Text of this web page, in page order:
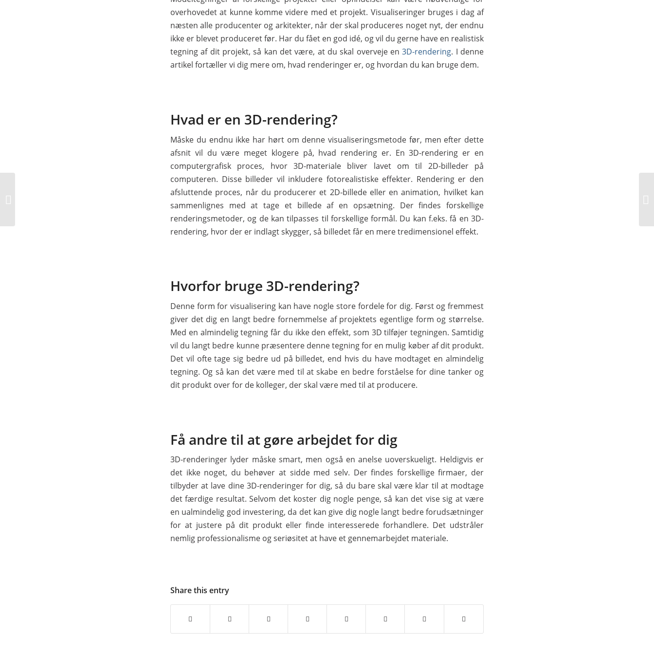
overhovedet at kunne komme videre med et projekt. Visualiseringer bruges i dag af
næsten alle producenter og arkitekter, når der skal produceres noget nyt, der endnu
ikke er blevet produceret før. Har du fået en god idé, og vil du gerne have en realistisk
tegning af dit projekt, så kan det være, at du skal overveje en3D-rendering. I denne
artikel fortæller vi dig mere om, hvad renderinger er, og hvordan du kan bruge dem.
Hvad er en 3D-rendering?
Måske du endnu ikke har hørt om denne visualiseringsmetode før, men efter dette
afsnit vil du være meget klogere på, hvad rendering er. En 3D-rendering er en
computergrafisk proces, hvor 3D-materiale bliver lavet om til 2D-billeder på
computeren. Disse billeder vil inkludere fotorealistiske effekter. Rendering er den
afsluttende proces, når du producerer et 2D-billede eller en animation, hvilket kan
sammenlignes med at tage et billede af en opsætning. Der findes forskellige
renderingsmetoder, og de kan tilpasses til forskellige formål. Du kan f.eks. få en 3D-
rendering, hvor der er indlagt skygger, så billedet får en mere tredimensionel effekt.
Hvorfor bruge 3D-rendering?
Denne form for visualisering kan have nogle store fordele for dig. Først og fremmest
giver det dig en langt bedre fornemmelse af projektets egentlige form og størrelse.
Med en almindelig tegning får du ikke den effekt, som 3D tilføjer tegningen. Samtidig
vil du langt bedre kunne præsentere denne tegning for en mulig køber af dit produkt.
Det vil ofte tage sig bedre ud på billedet, end hvis du have modtaget en almindelig
tegning. Og så kan det være med til at skabe en bedre forståelse for dine tanker og
dit produkt over for de kolleger, der skal være med til at producere.
Få andre til at gøre arbejdet for dig
3D-renderinger lyder måske smart, men også en anelse uoverskueligt. Heldigvis er
det ikke noget, du behøver at sidde med selv. Der findes forskellige firmaer, der
tilbyder at lave dine 3D-renderinger for dig, så du bare skal være klar til at modtage
det færdige resultat. Selvom det koster dig nogle penge, så kan det vise sig at være
en ualmindelig god investering, da det kan give dig nogle langt bedre forudsætninger
for at justere på dit produkt eller finde interesserede forhandlere. Det udstråler
nemlig professionalisme og seriøsitet at have et gennemarbejdet materiale.
Share this entry